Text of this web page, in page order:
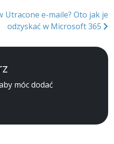
Utracone e-maile? Oto jak je
odzyskać w Microsoft 365
móc dodać